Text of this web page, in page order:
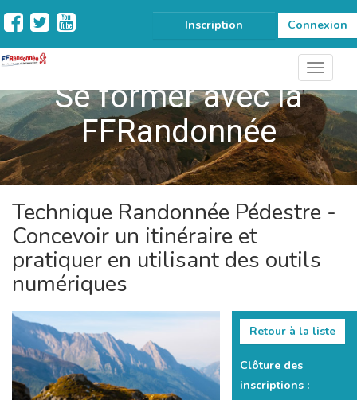
Inscription Connexion
Se former avec la
FFRandonnée
Technique Randonnée Pédestre -
Concevoir un itinéraire et
pratiquer en utilisant des outils
numériques
Retour à la liste
Clôture des
inscriptions :